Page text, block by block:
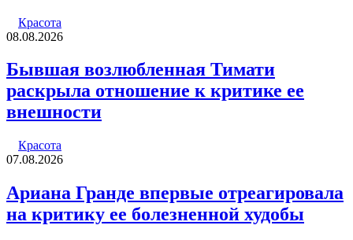
Красота
08.08.2026
Бывшая возлюбленная Тимати
раскрыла отношение к критике ее
внешности
Красота
07.08.2026
Ариана Гранде впервые отреагировала
на критику ее болезненной худобы